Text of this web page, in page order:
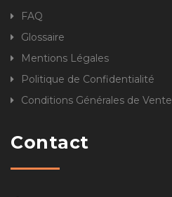
FAQ
Glossaire
Mentions Légales
Politique de Confidentialité
Conditions Générales de Vente
Contact